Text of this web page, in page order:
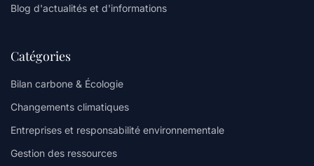
Blog d'actualités et d'informations
Catégories
Bilan carbone & Écologie
Changements climatiques
Entreprises et responsabilité environnementale
Gestion des ressources